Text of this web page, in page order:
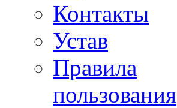
Контакты
Устав
Правила
пользования